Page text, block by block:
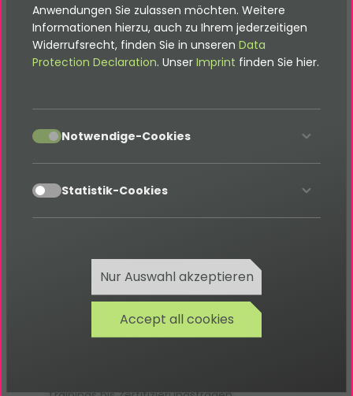
Antworten
Automatische Ergebnisanzeige : Feedback
abhängig vom Ergebnis – inkl. Weiterleitung zur
oder an das Lernteam senden
Volle TYPO3-Kompatibilität: In jedes Intranet oder
Lernportal integrierbar
Lernerfolg direkt messbar: Durch Punktesystem
und Auswertung sofort Feedback geben
Motivation durch Interaktivität
Anwendungen Sie zulassen möchten. Weitere
Informationen hierzu, auch zu Ihrem jederzeitigen
Widerrufsrecht, finden Sie in unseren Data
Protection Declaration. Unser Imprint finden Sie hier.
accept Notwendige-Cookies
accept Statistik-Cookies
Nur Auswahl akzeptieren
Accept all cookies